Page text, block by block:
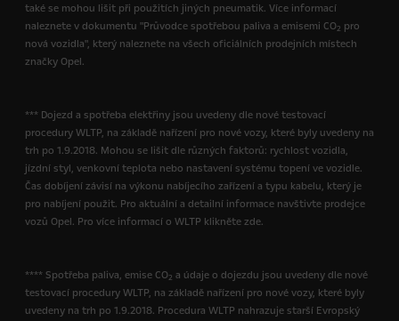
také se mohou lišit při použitích jiných pneumatik. Více informací
naleznete v dokumentu "Průvodce spotřebou paliva a emisemi CO2 pro
nová vozidla", který naleznete na všech oficiálních prodejních místech
značky Opel.
*** Dojezd a spotřeba elektřiny jsou uvedeny dle nové testovací
procedury WLTP, na základě nařízení pro nové vozy, které byly uvedeny na
trh po 1.9.2018. Mohou se lišit dle různých faktorů: rychlost vozidla,
jízdní styl, venkovní teplota nebo nastavení systému topení ve vozidle.
Čas dobíjení závisí na výkonu nabíjecího zařízení a typu kabelu, který je
pro nabíjení použit. Pro aktuální a detailní informace navštivte prodejce
vozů Opel. Pro více informací o WLTP klikněte zde.
**** Spotřeba paliva, emise CO2 a údaje o dojezdu jsou uvedeny dle nové
testovací procedury WLTP, na základě nařízení pro nové vozy, které byly
uvedeny na trh po 1.9.2018. Procedura WLTP nahrazuje starší Evropský